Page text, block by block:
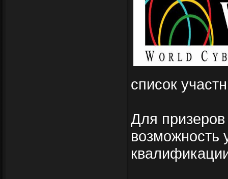
список
Для
возможность